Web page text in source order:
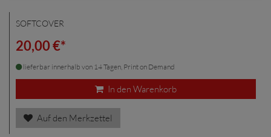
SOFTCOVER
20,00 €*
lieferbar innerhalb von 14 Tagen, Print on Demand
In den Warenkorb
Auf den Merkzettel